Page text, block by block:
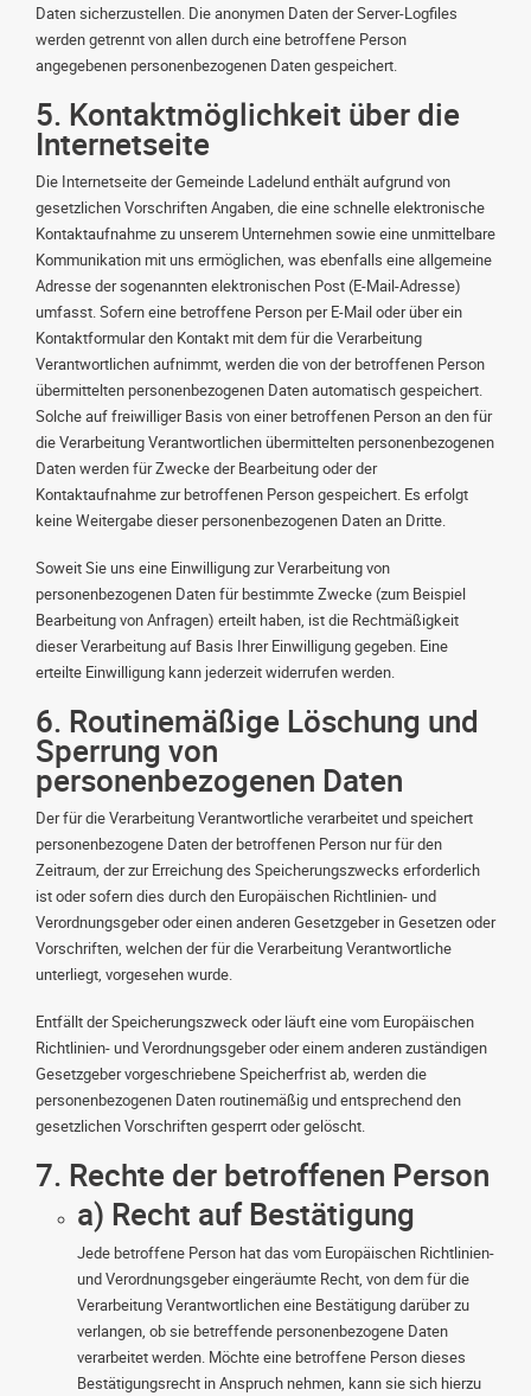
Daten sicherzustellen. Die anonymen Daten der Server-Logfiles
werden getrennt von allen durch eine betroffene Person
angegebenen personenbezogenen Daten gespeichert.
5. Kontaktmöglichkeit über die
Internetseite
Die Internetseite der Gemeinde Ladelund enthält aufgrund von
gesetzlichen Vorschriften Angaben, die eine schnelle elektronische
Kontaktaufnahme zu unserem Unternehmen sowie eine unmittelbare
Kommunikation mit uns ermöglichen, was ebenfalls eine allgemeine
Adresse der sogenannten elektronischen Post (E-Mail-Adresse)
umfasst. Sofern eine betroffene Person per E-Mail oder über ein
Kontaktformular den Kontakt mit dem für die Verarbeitung
Verantwortlichen aufnimmt, werden die von der betroffenen Person
übermittelten personenbezogenen Daten automatisch gespeichert.
Solche auf freiwilliger Basis von einer betroffenen Person an den für
die Verarbeitung Verantwortlichen übermittelten personenbezogenen
Daten werden für Zwecke der Bearbeitung oder der
Kontaktaufnahme zur betroffenen Person gespeichert. Es erfolgt
keine Weitergabe dieser personenbezogenen Daten an Dritte.
Soweit Sie uns eine Einwilligung zur Verarbeitung von
personenbezogenen Daten für bestimmte Zwecke (zum Beispiel
Bearbeitung von Anfragen) erteilt haben, ist die Rechtmäßigkeit
dieser Verarbeitung auf Basis Ihrer Einwilligung gegeben. Eine
erteilte Einwilligung kann jederzeit widerrufen werden.
6. Routinemäßige Löschung und
Sperrung von
personenbezogenen Daten
Der für die Verarbeitung Verantwortliche verarbeitet und speichert
personenbezogene Daten der betroffenen Person nur für den
Zeitraum, der zur Erreichung des Speicherungszwecks erforderlich
ist oder sofern dies durch den Europäischen Richtlinien- und
Verordnungsgeber oder einen anderen Gesetzgeber in Gesetzen oder
Vorschriften, welchen der für die Verarbeitung Verantwortliche
unterliegt, vorgesehen wurde.
Entfällt der Speicherungszweck oder läuft eine vom Europäischen
Richtlinien- und Verordnungsgeber oder einem anderen zuständigen
Gesetzgeber vorgeschriebene Speicherfrist ab, werden die
personenbezogenen Daten routinemäßig und entsprechend den
gesetzlichen Vorschriften gesperrt oder gelöscht.
7. Rechte der betroffenen Person
a) Recht auf Bestätigung
Jede betroffene Person hat das vom Europäischen Richtlinien-
und Verordnungsgeber eingeräumte Recht, von dem für die
Verarbeitung Verantwortlichen eine Bestätigung darüber zu
verlangen, ob sie betreffende personenbezogene Daten
verarbeitet werden. Möchte eine betroffene Person dieses
Bestätigungsrecht in Anspruch nehmen, kann sie sich hierzu